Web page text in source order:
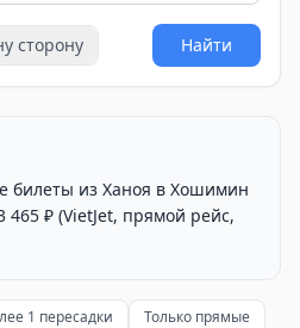
сторону Найти
билеты из Ханоя в Хошимин
465 ₽ (VietJet, прямой рейс,
1 пересадки Только прямые